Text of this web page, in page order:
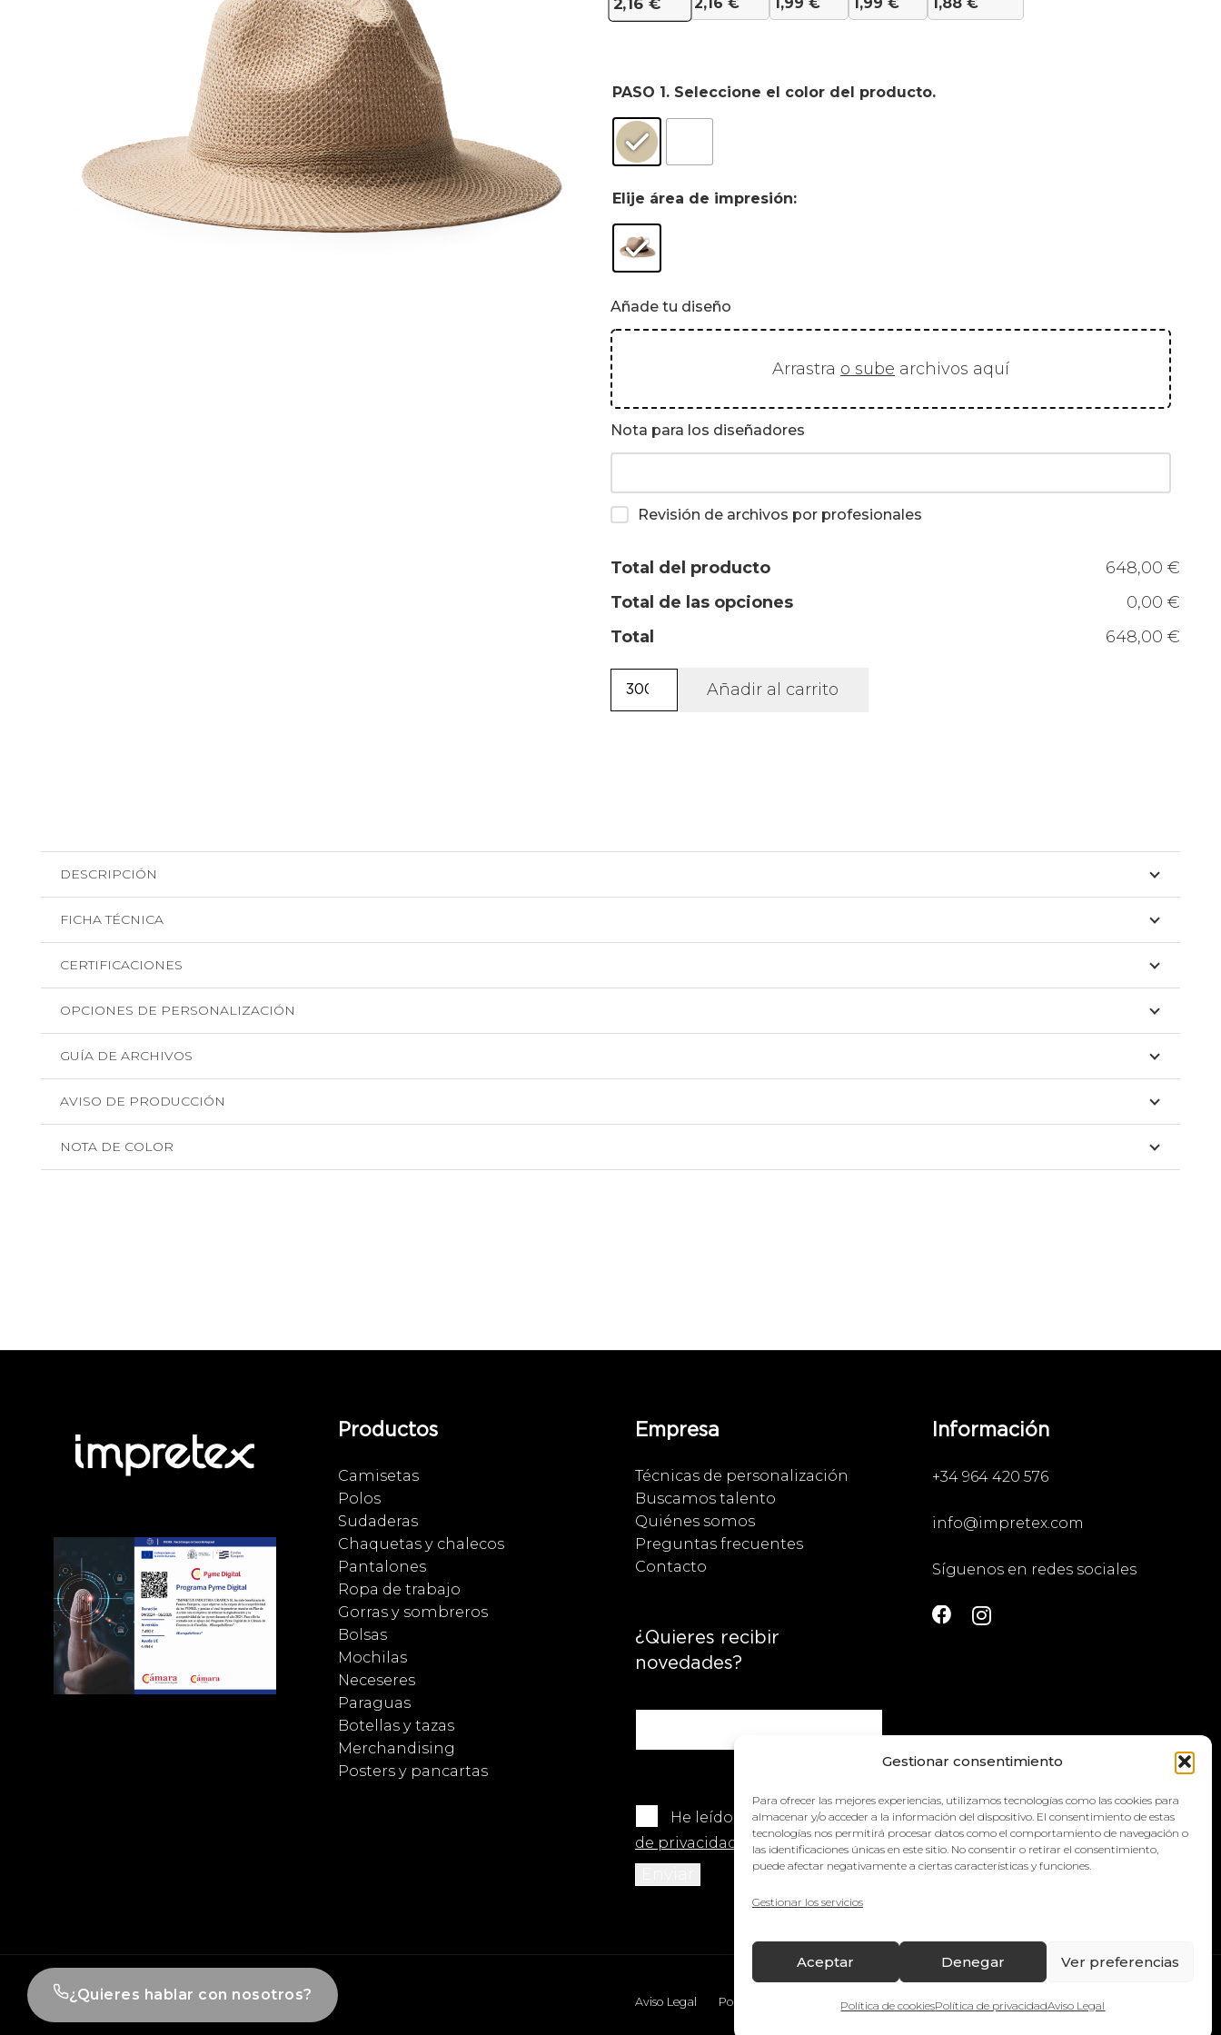
Gestionar consentimiento
Para ofrecer las mejores experiencias, utilizamos tecnologías como las cookies para
almacenar y/o acceder a la información del dispositivo. El consentimiento de estas
tecnologías nos permitirá procesar datos como el comportamiento de navegación o
las identificaciones únicas en este sitio. No consentir o retirar el consentimiento,
puede afectar negativamente a ciertas características y funciones.
Gestionar los servicios
Aceptar Denegar Ver preferencias
Política de cookiesPolítica de privacidadAviso Legal
2,16 €
PASO 1. Seleccione el color del producto.
Elije área de impresión:
Añade tu diseño
Arrastra o sube archivos aquí
Nota para los diseñadores
Revisión de archivos por profesionales
Total del producto
648,00 €
Total de las opciones
0,00 €
Total
648,00 €
Sombrero
de
cantidad
Añadir al carrito
DESCRIPCIÓN
FICHA TÉCNICA
CERTIFICACIONES
OPCIONES DE PERSONALIZACIÓN
GUÍA DE ARCHIVOS
AVISO DE PRODUCCIÓN
NOTA DE COLOR
Productos
Camisetas
Polos
Sudaderas
Chaquetas y chalecos
Pantalones
Ropa de trabajo
Gorras y sombreros
Bolsas
Mochilas
Neceseres
Paraguas
Botellas y tazas
Merchandising
Posters y pancartas
Empresa
Técnicas de personalización
Buscamos talento
Quiénes somos
Preguntas frecuentes
Contacto
¿Quieres recibir
novedades?
He leído y acepto lapolítica
de privacidad
Información
+34 964 420 576
info@impretex.com
Síguenos en redes sociales
© Impretex Aviso Legal Política de cookies Política de privacidad Política de Compras y Devoluciones
¿Quieres hablar con nosotros?